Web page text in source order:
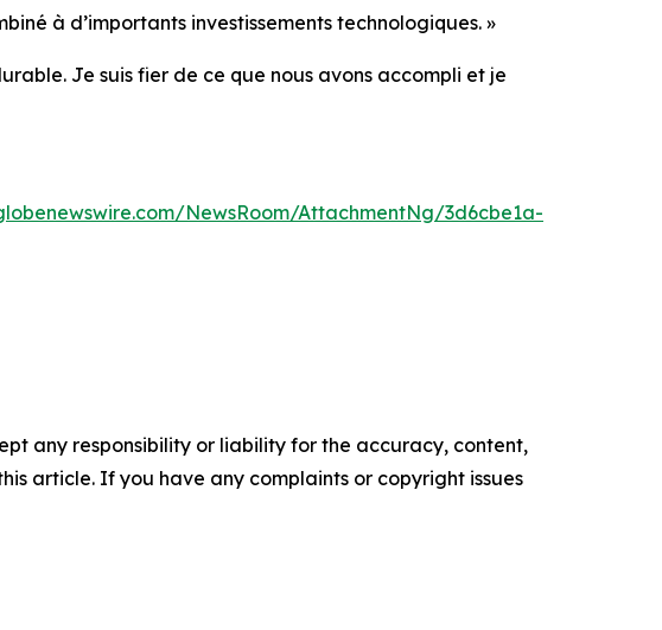
à d’importants investissements technologiques. »
Je suis fier de ce que nous avons accompli et je
NewsRoom/AttachmentNg/3d6cbe1a-
any responsibility or liability for the accuracy, content,
article. If you have any complaints or copyright issues